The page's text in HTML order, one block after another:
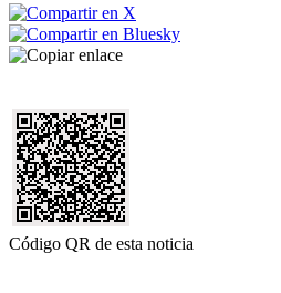
Código QR de esta noticia